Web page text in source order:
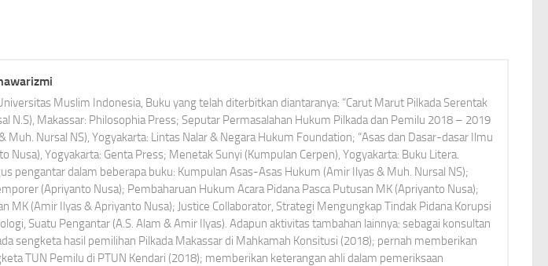
Muslim Indonesia, Buku yang telah diterbitkan diantaranya: “Carut Marut Pilkada Serentak
N.S), Makassar: Philosophia Press; Seputar Permasalahan Hukum Pilkada dan Pemilu 2018 – 2019
Muh. Nursal NS), Yogyakarta: Lintas Nalar & Negara Hukum Foundation; “Asas dan Dasar-dasar Ilmu
Nusa), Yogyakarta: Genta Press; Menetak Sunyi (Kumpulan Cerpen), Yogyakarta: Buku Litera.
pengantar dalam beberapa buku: Kumpulan Asas-Asas Hukum (Amir Ilyas & Muh. Nursal NS);
(Apriyanto Nusa); Pembaharuan Hukum Acara Pidana Pasca Putusan MK (Apriyanto Nusa);
MK (Amir Ilyas & Apriyanto Nusa); Justice Collaborator, Strategi Mengungkap Tindak Pidana Korupsi
Suatu Pengantar (A.S. Alam & Amir Ilyas). Adapun aktivitas tambahan lainnya: sebagai konsultan
sengketa hasil pemilihan Pilkada Makassar di Mahkamah Konsitusi (2018); pernah memberikan
TUN Pemilu di PTUN Kendari (2018); memberikan keterangan ahli dalam pemeriksaan